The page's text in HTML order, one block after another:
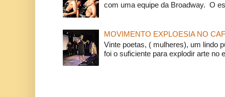
com uma equipe da Broadway. O
MOVIMENTO EXPLOESIA NO
Vinte poetas, ( mulheres), um lindo
foi o suficiente para explodir arte no